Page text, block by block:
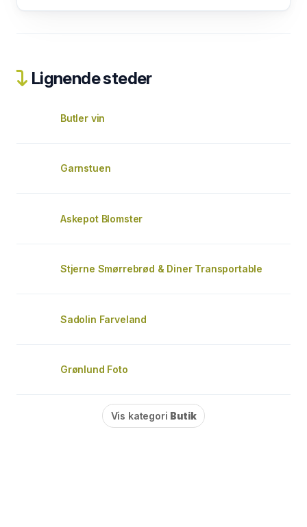
Lignende steder
Butler vin
Garnstuen
Askepot Blomster
Stjerne Smørrebrød & Diner Transportable
Sadolin Farveland
Grønlund Foto
Vis kategori Butik